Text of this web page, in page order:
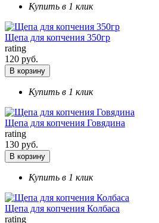
Купить в 1 клик
Щепа для копчения 350гр
rating
120 руб.
В корзину
Купить в 1 клик
Щепа для копчения Говядина
rating
130 руб.
В корзину
Купить в 1 клик
Щепа для копчения Колбаса
rating